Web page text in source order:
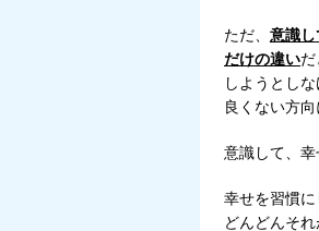
ただ、 意識し
だけの違い
しようとし
良くない方
意識して、幸
幸せを習慣に
どんどんそれ